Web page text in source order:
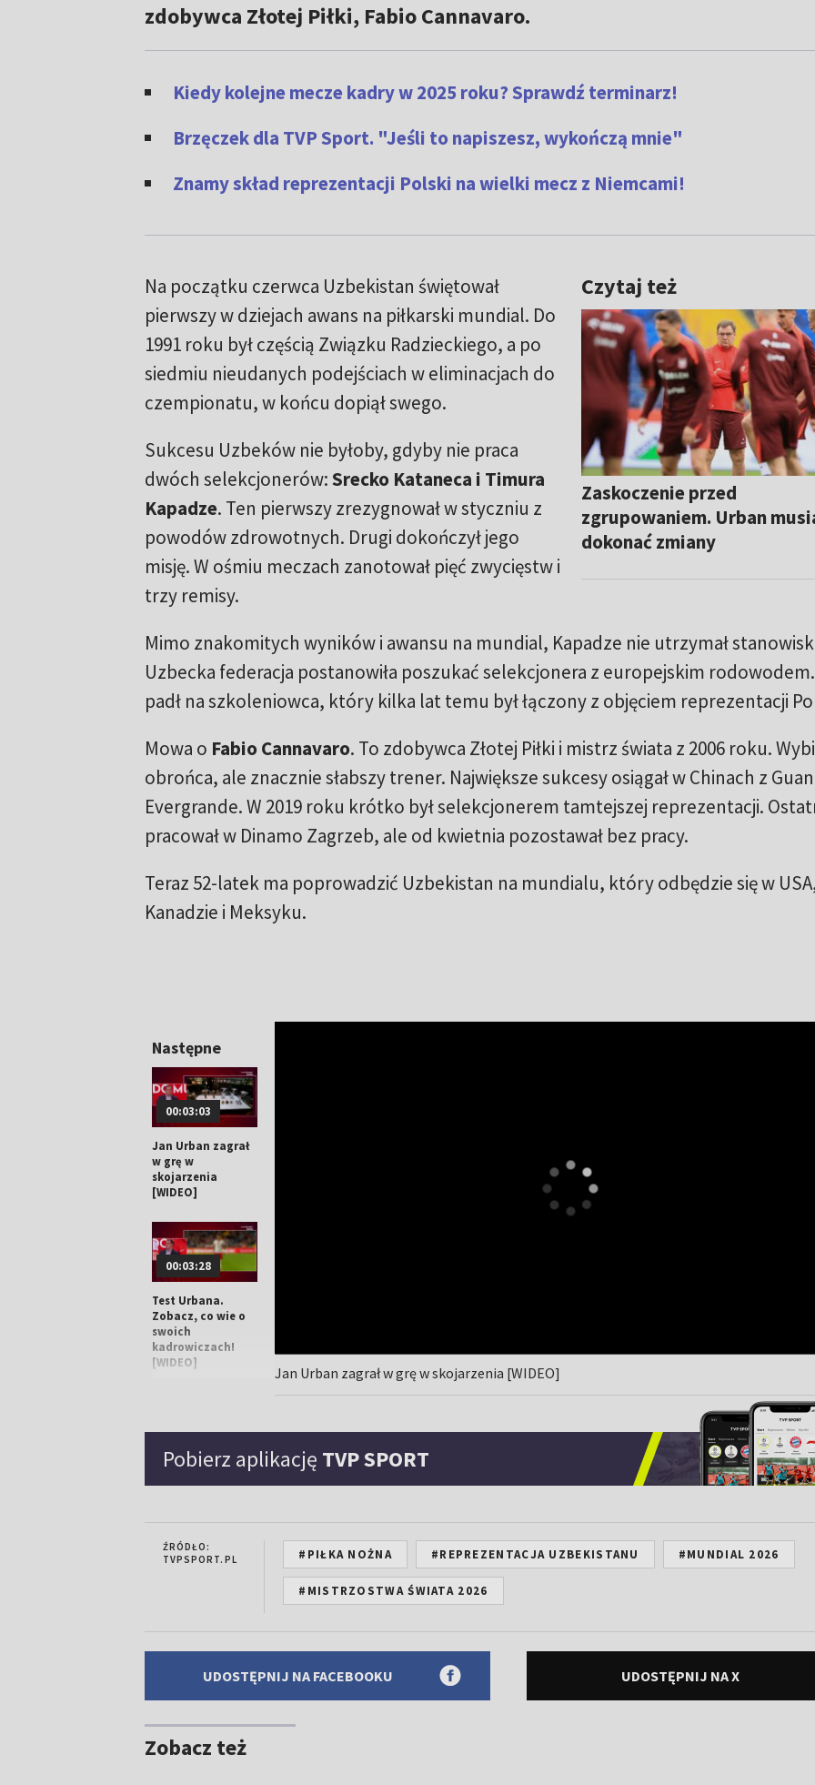
zdobywca Złotej Piłki, Fabio Cannavaro.
Kiedy kolejne mecze kadry w 2025 roku? Sprawdź terminarz!
Brzęczek dla TVP Sport. "Jeśli to napiszesz, wykończą mnie"
Znamy skład reprezentacji Polski na wielki mecz z Niemcami!
Czytaj też
Zaskoczenie przed
zgrupowaniem. Urban
dokonać zmiany
Na początku czerwca Uzbekistan świętował
pierwszy w dziejach awans na piłkarski mundial. Do
1991 roku był częścią Związku Radzieckiego, a po
siedmiu nieudanych podejściach w eliminacjach do
czempionatu, w końcu dopiął swego.
Sukcesu Uzbeków nie byłoby, gdyby nie praca
dwóch selekcjonerów:Srecko Kataneca i Timura
Kapadze. Ten pierwszy zrezygnował w styczniu z
powodów zdrowotnych. Drugi dokończył jego
misję. W ośmiu meczach zanotował pięć zwycięstw i
trzy remisy.
Mimo znakomitych wyników i awansu na mundial, Kapadze nie utrzymał
Uzbecka federacja postanowiła poszukać selekcjonera z europejskim
padł na szkoleniowca, który kilka lat temu był łączony z objęciem reprezentacji
Mowa o Fabio Cannavaro. To zdobywca Złotej Piłki i mistrz świata z 2006 roku.
obrońca, ale znacznie słabszy trener. Największe sukcesy osiągał w Chinach z
Evergrande. W 2019 roku krótko był selekcjonerem tamtejszej reprezentacji.
pracował w Dinamo Zagrzeb, ale od kwietnia pozostawał bez pracy.
Teraz 52-latek ma poprowadzić Uzbekistan na mundialu, który odbędzie się w
Kanadzie i Meksyku.
Następne
00:03:03
Jan Urban zagrał
w grę w
skojarzenia
[WIDEO]
00:03:28
Test Urbana.
Zobacz, co wie o
swoich
kadrowiczach!
[WIDEO]
Jan Urban zagrał w grę w skojarzenia [WIDEO]
Pobierz aplikację TVP SPORT
ŹRÓDŁO:
TVPSPORT.PL
#PIŁKA NOŻNA #REPREZENTACJA UZBEKISTANU #MUNDIAL 2026
#MISTRZOSTWA ŚWIATA 2026
UDOSTĘPNIJ NA FACEBOOKU UDOSTĘPNIJ NA X
Zobacz też